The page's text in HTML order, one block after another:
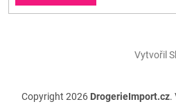
Vytvořil
Copyright 2026 DrogerieImport.cz.